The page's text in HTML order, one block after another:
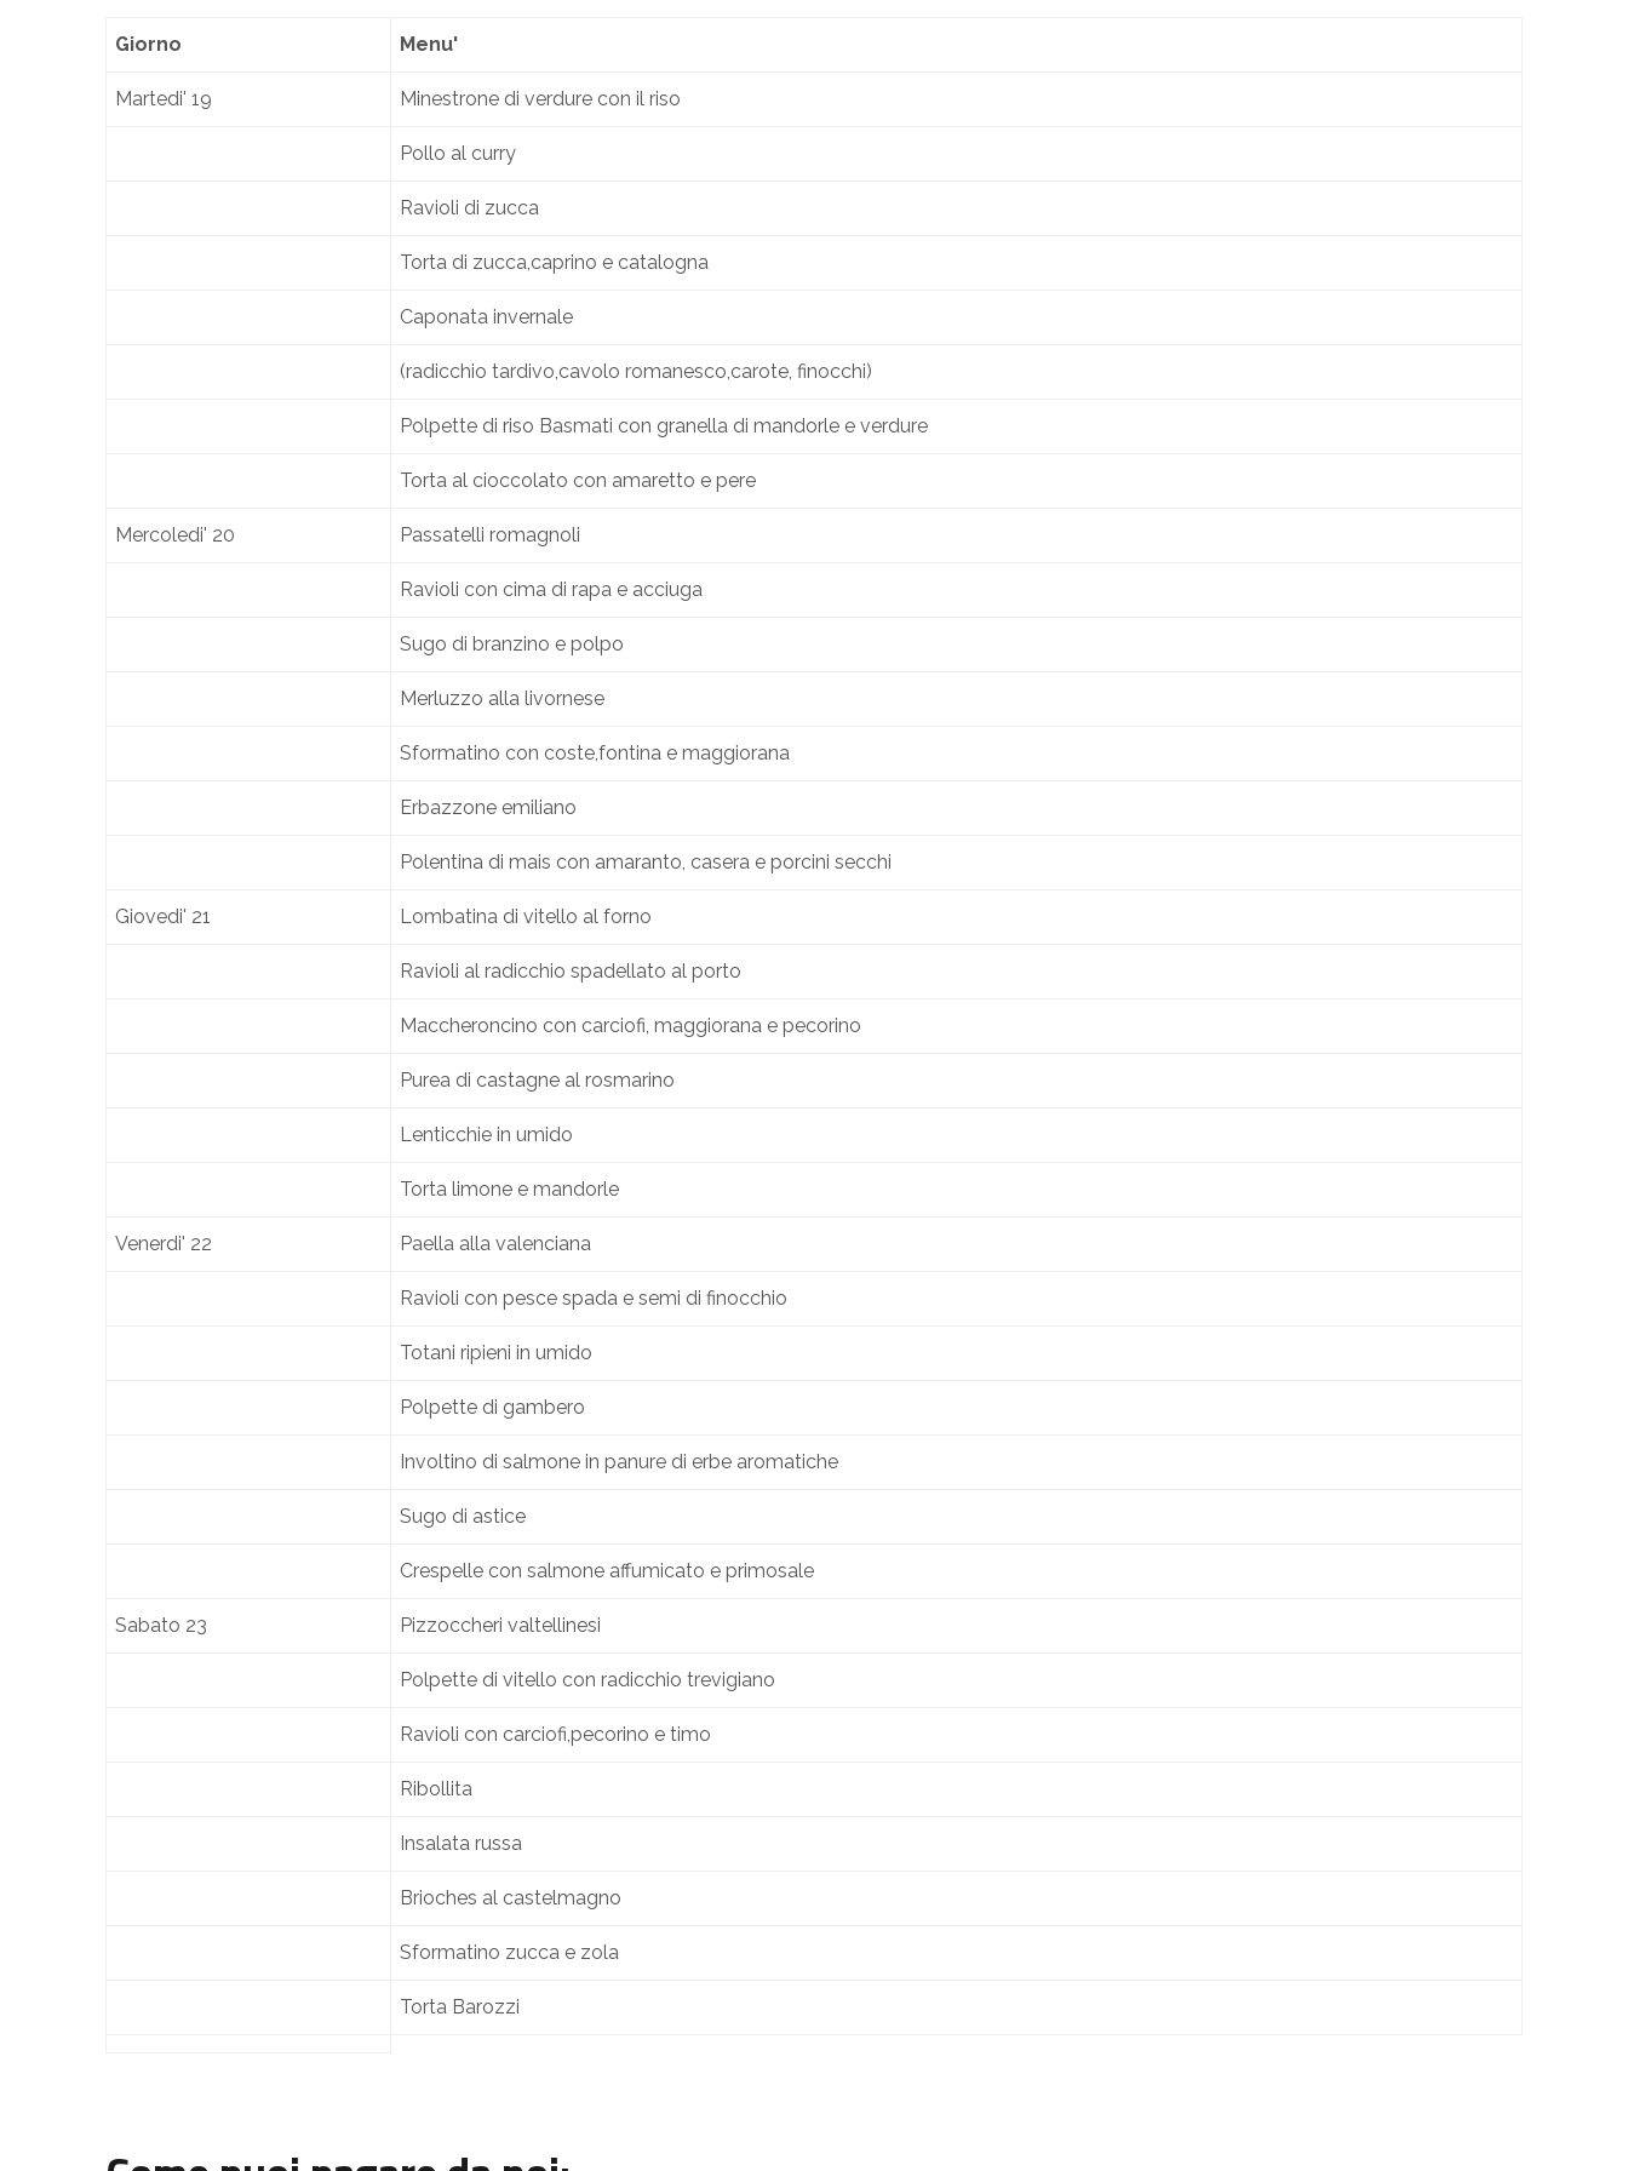
Giorno Menu'
Martedi' 19 Minestrone di verdure con il riso
Pollo al curry
Ravioli di zucca
Torta di zucca,caprino e catalogna
Caponata invernale
(radicchio tardivo,cavolo romanesco,carote, finocchi)
Polpette di riso Basmati con granella di mandorle e verdure
Torta al cioccolato con amaretto e pere
Mercoledi' 20 Passatelli romagnoli
Ravioli con cima di rapa e acciuga
Sugo di branzino e polpo
Merluzzo alla livornese
Sformatino con coste,fontina e maggiorana
Erbazzone emiliano
Polentina di mais con amaranto, casera e porcini secchi
Giovedi' 21 Lombatina di vitello al forno
Ravioli al radicchio spadellato al porto
Maccheroncino con carciofi, maggiorana e pecorino
Purea di castagne al rosmarino
Lenticchie in umido
Torta limone e mandorle
Venerdi' 22 Paella alla valenciana
Ravioli con pesce spada e semi di finocchio
Totani ripieni in umido
Polpette di gambero
Involtino di salmone in panure di erbe aromatiche
Sugo di astice
Crespelle con salmone affumicato e primosale
Sabato 23 Pizzoccheri valtellinesi
Polpette di vitello con radicchio trevigiano
Ravioli con carciofi,pecorino e timo
Ribollita
Insalata russa
Brioches al castelmagno
Sformatino zucca e zola
Torta Barozzi